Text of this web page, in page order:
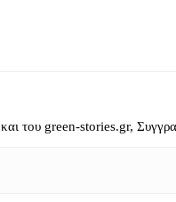
και του green-stories.gr,